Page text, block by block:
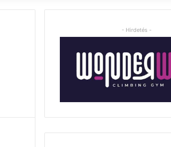
- Hirdetés -